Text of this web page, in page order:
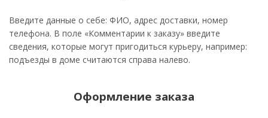
Введите данные о себе: ФИО, адрес доставки, номер
телефона. В поле «Комментарии к заказу» введите
сведения, которые могут пригодиться курьеру, например:
подъезды в доме считаются справа налево.
Оформление заказа